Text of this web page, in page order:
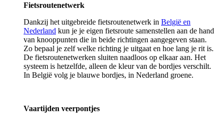
Fietsroutenetwerk
Dankzij het uitgebreide fietsroutenetwerk in België en
Nederland kun je je eigen fietsroute samenstellen aan de hand
van knooppunten die in beide richtingen aangegeven staan.
Zo bepaal je zelf welke richting je uitgaat en hoe lang je rit is.
De fietsroutenetwerken sluiten naadloos op elkaar aan. Het
systeem is hetzelfde, alleen de kleur van de bordjes verschilt.
In België volg je blauwe bordjes, in Nederland groene.
Vaartijden veerpontjes